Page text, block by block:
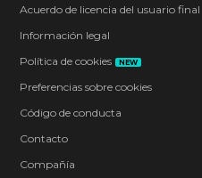
Acuerdo de licencia del usuario final
Información legal
Política de cookies
NEW
Preferencias sobre cookies
Código de conducta
Contacto
Compañía